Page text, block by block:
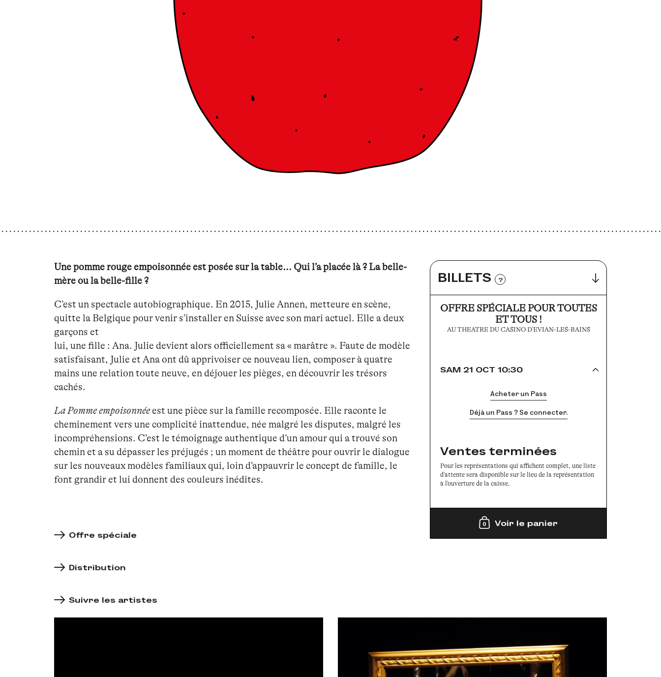
BILLETS ?
OFFRE SPÉCIALE POUR TOUTES
ET TOUS !
AU THEATRE DU CASINO D'EVIAN-LES-BAINS
SAM 21 OCT 10:30
Acheter un Pass
Déjà un Pass ? Se connecter.
Ventes terminées
Pour les représentations qui affichent complet, une liste
d'attente sera disponible sur le lieu de la représentation
à l'ouverture de la caisse.
0 Voir le panier
Une pomme rouge empoisonnée est posée sur la table... Qui l’a placée là ? La belle-
mère ou la belle-fille ?
C’est un spectacle autobiographique. En 2015, Julie Annen, metteure en scène,
quitte la Belgique pour venir s’installer en Suisse avec son mari actuel. Elle a deux
garçons et
lui, une fille : Ana. Julie devient alors officiellement sa « marâtre ». Faute de modèle
satisfaisant, Julie et Ana ont dû apprivoiser ce nouveau lien, composer à quatre
mains une relation toute neuve, en déjouer les pièges, en découvrir les trésors
cachés.
La Pomme empoisonnéeest une pièce sur la famille recomposée. Elle raconte le
cheminement vers une complicité inattendue, née malgré les disputes, malgré les
incompréhensions. C’est le témoignage authentique d’un amour qui a trouvé son
chemin et a su dépasser les préjugés ; un moment de théâtre pour ouvrir le dialogue
sur les nouveaux modèles familiaux qui, loin d’appauvrir le concept de famille, le
font grandir et lui donnent des couleurs inédites.
Offre spéciale
Distribution
Suivre les artistes